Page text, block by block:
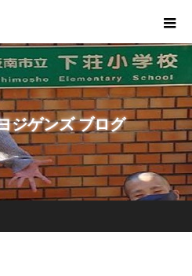
ジゲンズ ブログ